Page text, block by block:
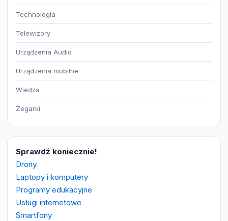
Technologia
Telewizory
Urządzenia Audio
Urządzenia mobilne
Wiedza
Zegarki
Sprawdź koniecznie!
Drony
Laptopy i komputery
Programy edukacyjne
Usługi internetowe
Smartfony